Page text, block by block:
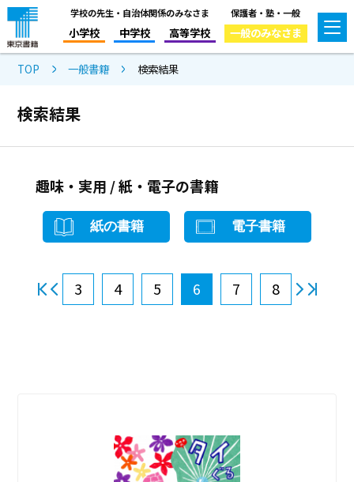
学校の先生・自治体関係のみなさま
小学校 中学校 高等学校
保護者・塾・一般
一般のみなさま
TOP 一般書籍 検索結果
検索結果
趣味・実用 / 紙・電子の書籍
紙の書籍 電子書籍
3 4 5 6 7 8